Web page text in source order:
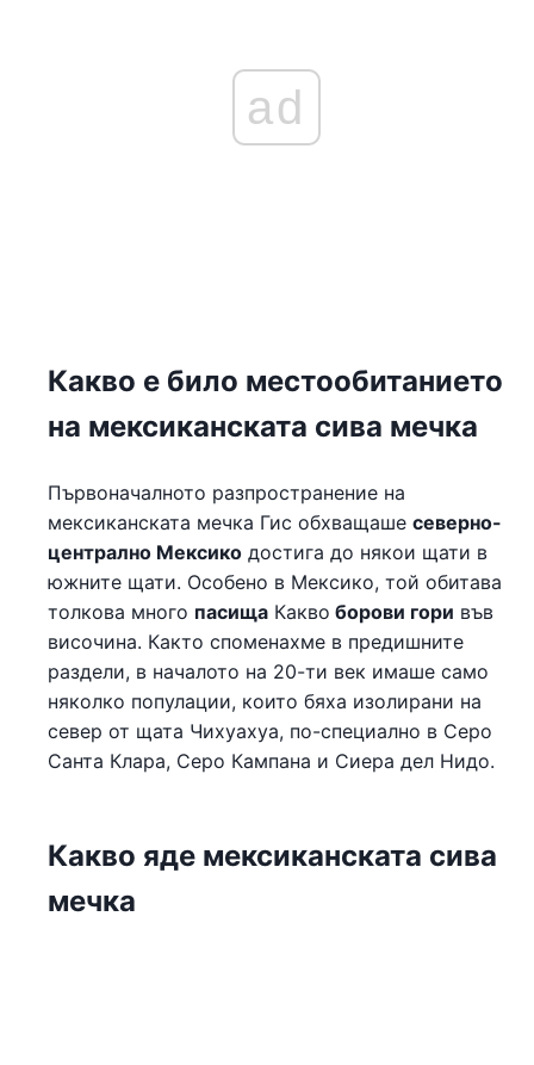
ad
Какво е било местообитанието
на мексиканската сива мечка
Първоначалното разпространение на
мексиканската мечка Гис обхващаше северно-
централно Мексико достига до някои щати в
южните щати. Особено в Мексико, той обитава
толкова много пасища Какво борови гори във
височина. Както споменахме в предишните
раздели, в началото на 20-ти век имаше само
няколко популации, които бяха изолирани на
север от щата Чихуахуа, по-специално в Серо
Санта Клара, Серо Кампана и Сиера дел Нидо.
Какво яде мексиканската сива
мечка